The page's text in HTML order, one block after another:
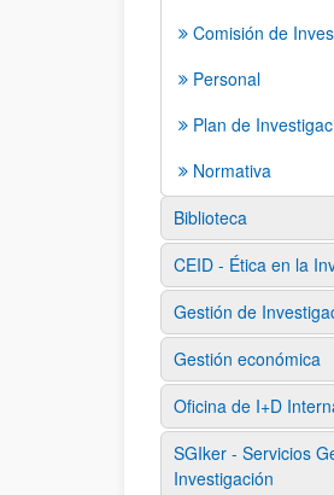
Comisión de
Personal
Plan de
Normativa
Biblioteca
CEID - Ética en la
Gestión de
Gestión económica
Oficina de I+D
SGIker - Servicios
Investigación